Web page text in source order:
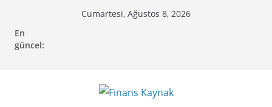
content
Cumartesi, Ağustos 8, 2026
En
güncel: